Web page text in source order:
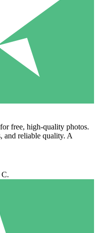
free, high‑quality photos.
and reliable quality. A